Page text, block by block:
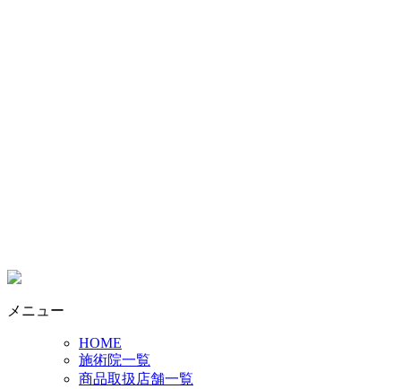
メニュー
HOME
施術院一覧
商品取扱店舗一覧